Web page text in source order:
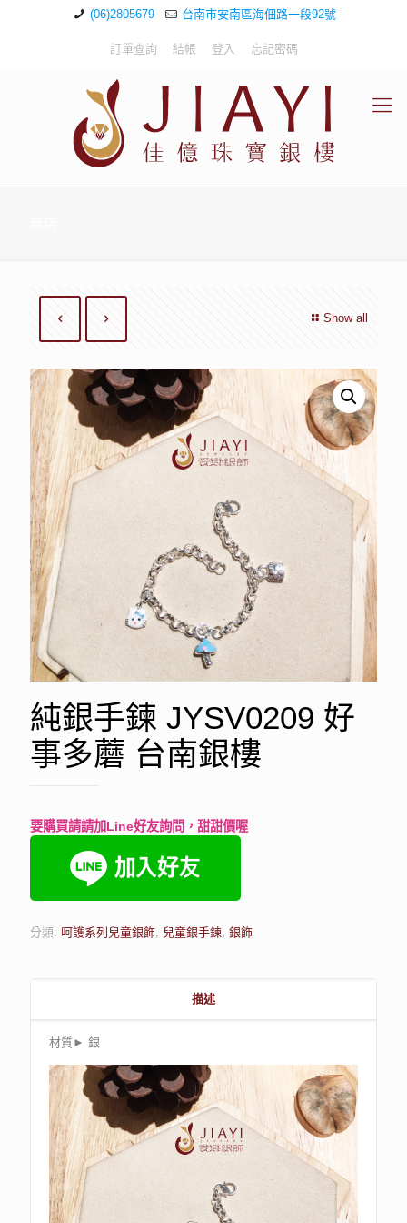
(06)2805679 台南市安南區海佃路一段92號
訂單查詢 結帳 登入 忘記密碼
Show all
純銀手鍊 JYSV0209 好
事多蘑 台南銀樓
要購買請請加Line好友詢問，甜甜價喔
分類: 呵護系列兒童銀飾, 兒童銀手鍊, 銀飾
描述
材質► 銀